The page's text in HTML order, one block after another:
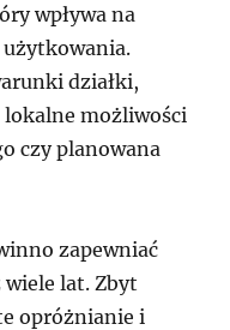
wpływa na
działki,
możliwości
czy planowana
zapewniać
wiele lat. Zbyt
opróżnianie i